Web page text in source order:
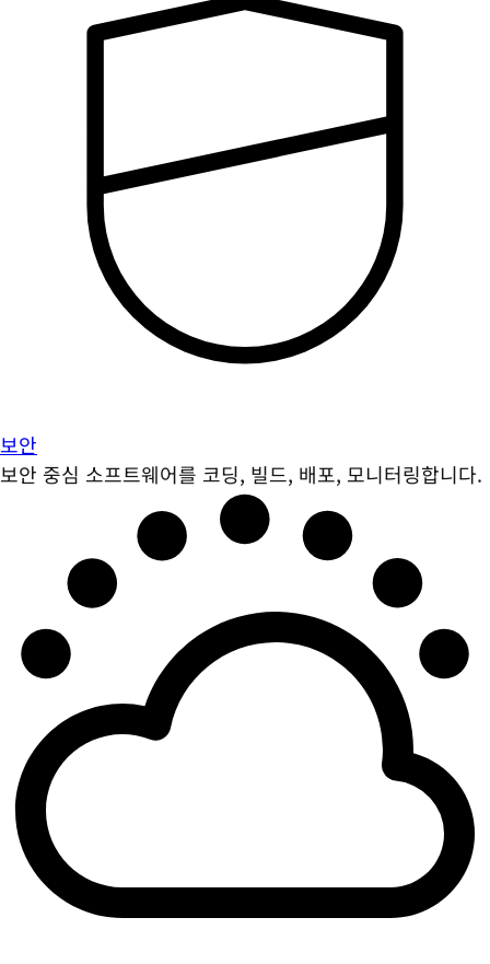
보안
보안 중심 소프트웨어를 코딩, 빌드, 배포, 모니터링합니다.